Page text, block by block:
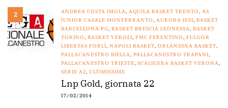
2 ANDREA COSTA IMOLA, AQUILA BASKET TRENTO, AS
JUNIOR CASALE MONFERRANTO, AURORA JESI, BASKET
BARCELLONA PG, BASKET BRESCIA LEONESSA, BASKET
TORINO, BASKET VEROLI, FMC FERENTINO, FULGOR
LIBERTAS FORLÌ, NAPOLI BASKET, ORLANDINA BASKET,
PALLACANESTRO BIELLA, PALLACANESTRO TRAPANI,
PALLACANESTRO TRIESTE, SCALIGERA BASKET VERONA,
SERIE A2, ULTIMISSIME
Lnp Gold, giornata 22
17/02/2014